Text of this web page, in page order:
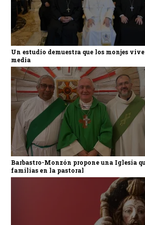
Un estudio demuestra que los monjes
media
Barbastro-Monzón propone una Iglesia
familias en la pastoral